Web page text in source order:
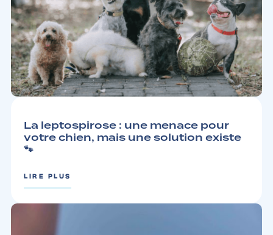
La leptospirose : une menace pour
votre chien, mais une solution existe
🐾
LIRE PLUS